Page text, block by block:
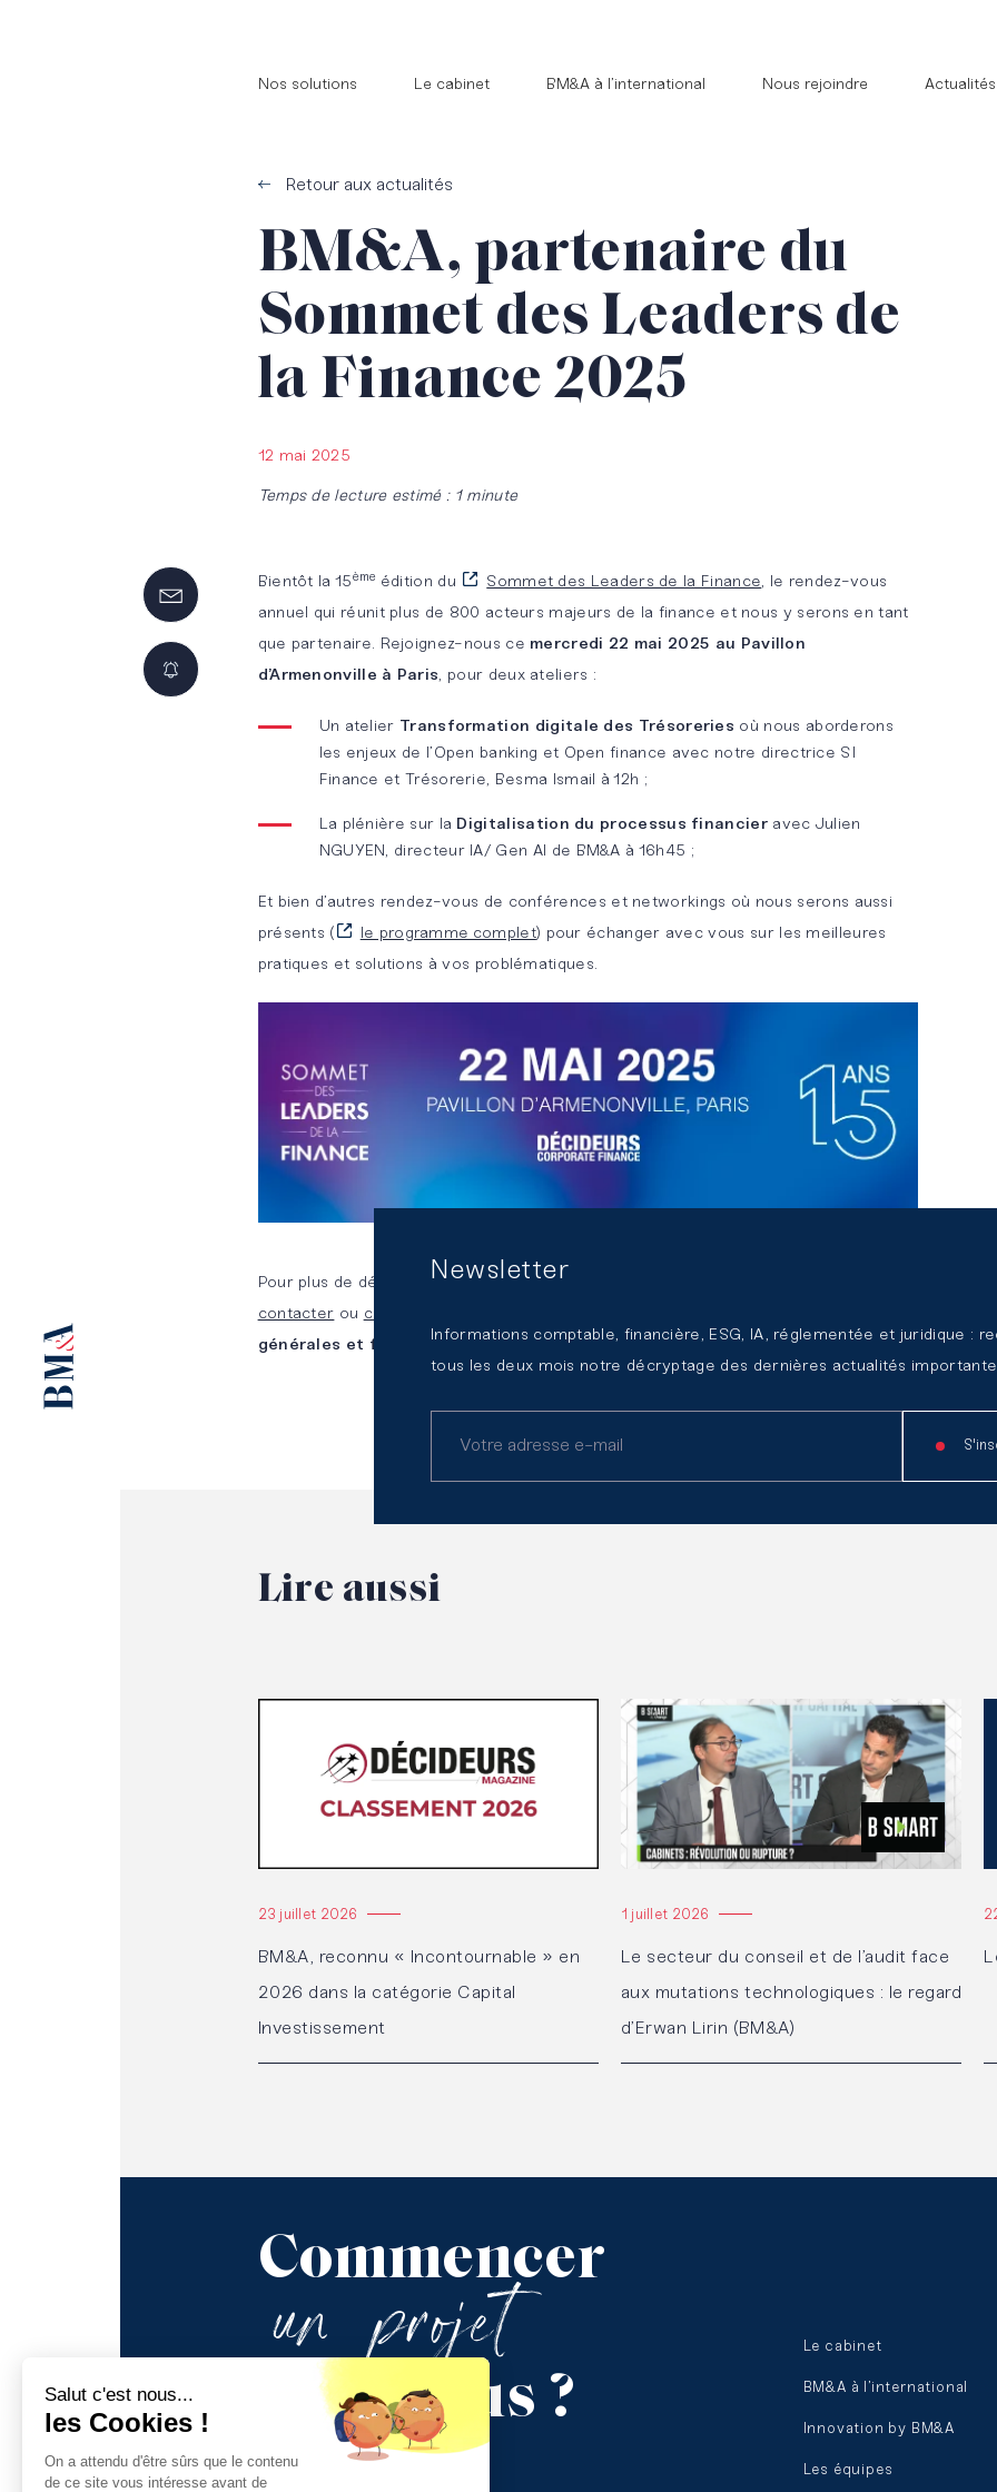
Nos solutions Le cabinet BM&A à l’international Nous rejoindre Actualités
MÉTIERS
Audit légal
et
contractuel
opérationnels
Développement
Scale-
Notre
d’expertises
mutualisées
by BM&A
BM&A
Touch
offres
d’emplois
Candidature
spontanée
Retour aux actualités
BM&A, partenaire du
Sommet des Leaders de
la Finance 2025
12 mai 2025
Temps de lecture estimé : 1 minute
Bientôt la 15ème édition du Sommet des Leaders de la Finance, le rendez-vous
annuel qui réunit plus de 800 acteurs majeurs de la finance et nous y serons en tant
que partenaire. Rejoignez-nous ce mercredi 22 mai 2025 au Pavillon
d’Armenonville à Paris, pour deux ateliers :
Un atelier Transformation digitale des Trésoreries où nous aborderons
les enjeux de l’Open banking et Open finance avec notre directrice SI
Finance et Trésorerie, Besma Ismail à 12h ;
La plénière sur la Digitalisation du processus financieravec Julien
NGUYEN, directeur IA/ Gen AI de BM&A à 16h45 ;
Et bien d’autres rendez-vous de conférences et networkings où nous serons aussi
présents (
le programme complet) pour échanger avec vous sur les meilleures
pratiques et solutions à vos problématiques.
Pour plus de détails sur l’évènement et pour vous inscrire, n’hésitez pas à
contacter ou cliquez ici
générales et fonds d’investissement.
Lire aussi
23 juillet 2026
BM&A, reconnu « Incontournable » en
2026 dans la catégorie Capital
Investissement
1 juillet 2026
Le secteur du conseil et de l’audit face
aux mutations technologiques : le regard
d’Erwan Lirin (BM&A)
Lire l'article
Newsletter
Informations comptable, financière, ESG, IA, réglementée et juridique :
tous les deux mois notre décryptage des dernières actualités
Commencer
unprojet
avecnous ?
Le cabinet
BM&A à l’international
Innovation by BM&A
Les équipes
Salut c'est nous...
les Cookies !
On a attendu d'être sûrs que le contenu
de ce site vous intéresse avant de